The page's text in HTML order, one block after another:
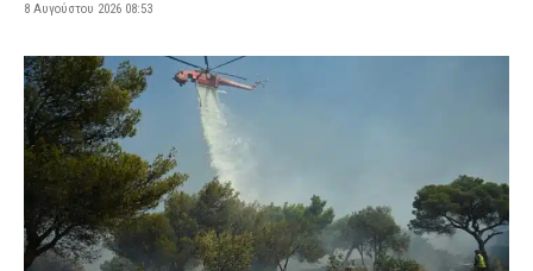
παρκαδόρο – Πήρε τη θέση του ο ιδιοκτήτης και συνελήφθη και
αυτός
ΑΣΤΥΝΟΜΙΑ 7 Αυγούστου 2026 23:05
Πύργος: Φίδι εμφανίστηκε στα Επείγοντα του νοσοκομείου και
προκάλεσε αναστάτωση
ΕΙΔΗΣΕΙΣ 7 Αυγούστου 2026 22:51
Πανικός σε μοναστήρι στην Κύπρο: Μοναχός επιτέθηκε με
μαχαίρι και τραυμάτισε δύο άτομα!
8 Αυγούστου 2026 08:53